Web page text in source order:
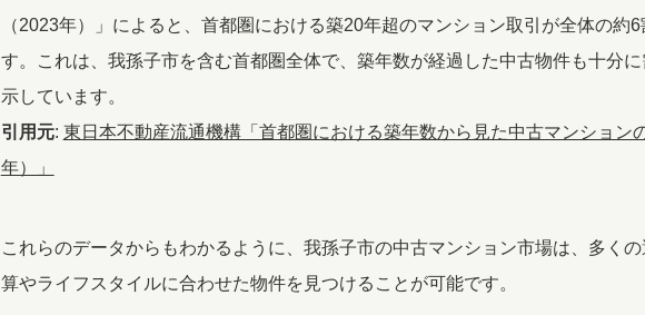
（2023年）」によると、首都圏における築20年超のマンション取引が全体の約6
す。これは、我孫子市を含む首都圏全体で、築年数が経過した中古物件も十分
示しています。
引用元: 東日本不動産流通機構「首都圏における築年数から見た中古マンション
年）」
これらのデータからもわかるように、我孫子市の中古マンション市場は、多く
算やライフスタイルに合わせた物件を見つけることが可能です。